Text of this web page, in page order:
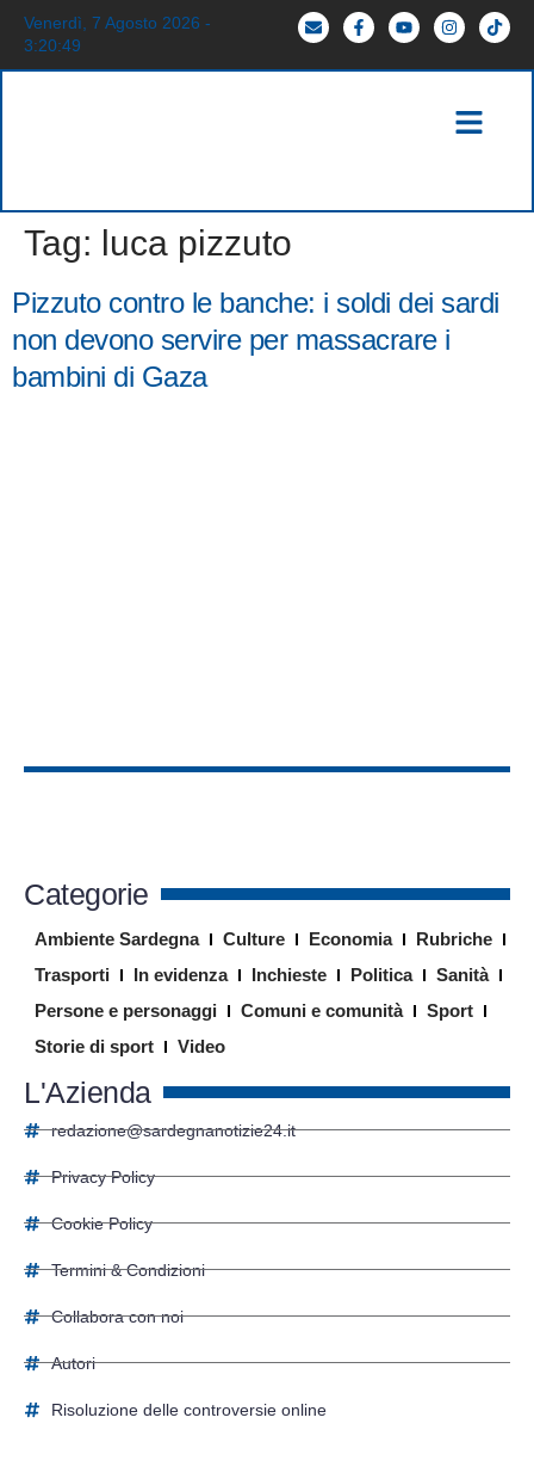
Venerdì, 7 Agosto 2026 -
3:20:49
Tag: luca pizzuto
Pizzuto contro le banche: i soldi dei sardi
non devono servire per massacrare i
bambini di Gaza
Categorie
Ambiente Sardegna Culture Economia
Rubriche
Trasporti
In evidenza Inchieste Politica
Sanità
Persone e personaggi
Comuni e comunità
Sport
Storie di sport
Video
L'Azienda
redazione@sardegnanotizie24.it
Privacy Policy
Cookie Policy
Termini & Condizioni
Collabora con noi
Autori
Risoluzione delle controversie online